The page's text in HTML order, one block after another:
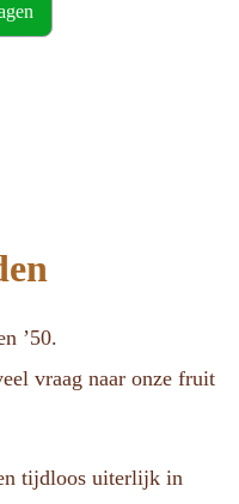
’50.
vraag naar onze fruit
tijdloos uiterlijk in